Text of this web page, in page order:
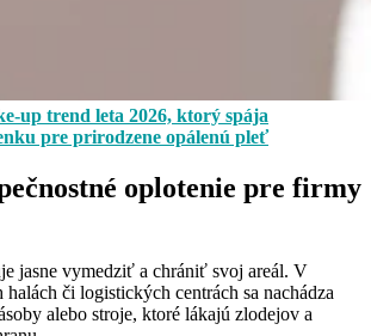
up trend leta 2026, ktorý spája
pre prirodzene opálenú pleť
oplotenie pre firmy
jasne vymedziť a chrániť svoj areál. V
či logistických centrách sa nachádza
alebo stroje, ktoré lákajú zlodejov a